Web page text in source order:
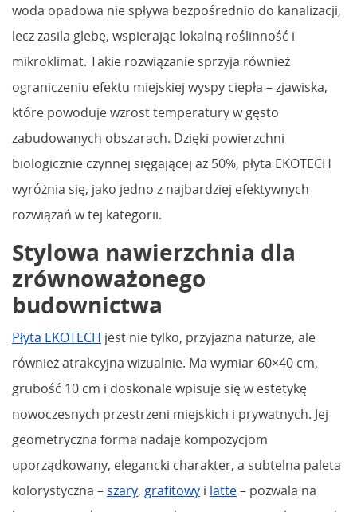
woda opadowa nie spływa bezpośrednio do kanalizacji,
lecz zasila glebę, wspierając lokalną roślinność i
mikroklimat. Takie rozwiązanie sprzyja również
ograniczeniu efektu miejskiej wyspy ciepła – zjawiska,
które powoduje wzrost temperatury w gęsto
zabudowanych obszarach. Dzięki powierzchni
biologicznie czynnej sięgającej aż 50%, płyta EKOTECH
wyróżnia się, jako jedno z najbardziej efektywnych
rozwiązań w tej kategorii.
Stylowa nawierzchnia dla
zrównoważonego
budownictwa
Płyta EKOTECH jest nie tylko, przyjazna naturze, ale
również atrakcyjna wizualnie. Ma wymiar 60×40 cm,
grubość 10 cm i doskonale wpisuje się w estetykę
nowoczesnych przestrzeni miejskich i prywatnych. Jej
geometryczna forma nadaje kompozycjom
uporządkowany, elegancki charakter, a subtelna paleta
kolorystyczna –szary, grafitowy i latte– pozwala na